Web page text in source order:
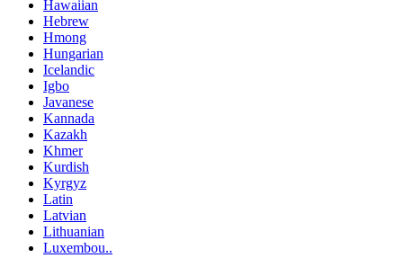
Hawaiian
Hebrew
Hmong
Hungarian
Icelandic
Igbo
Javanese
Kannada
Kazakh
Khmer
Kurdish
Kyrgyz
Latin
Latvian
Lithuanian
Luxembou..